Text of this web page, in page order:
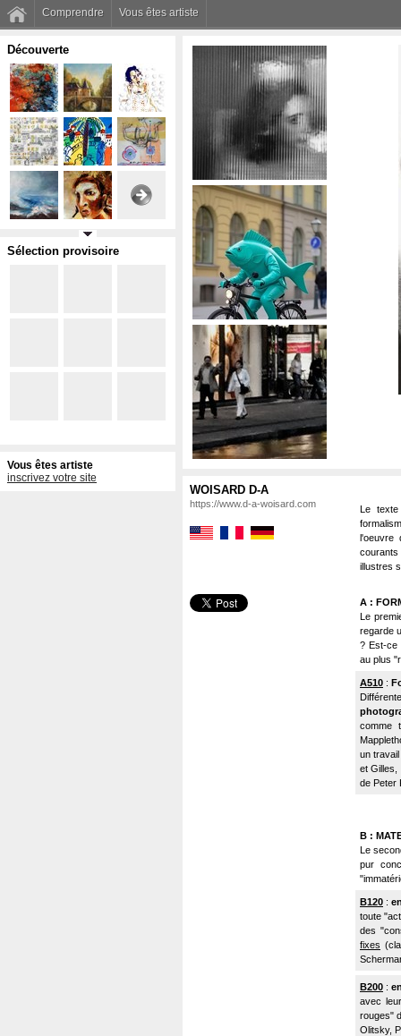
Comprendre Vous êtes artiste
Découverte
Sélection provisoire
Vous êtes artiste
inscrivez votre site
WOISARD D-A
https://www.d-a-woisard.com
Le
l'oeuvre
illustres
A :
Le
regarde
? Est-ce
au plus
A510 :
comme
un
et Gilles,
de Peter
B :
Le
pur
B120 :
toute
des
fixes
B200 :
avec
rouges"
Olitsky,